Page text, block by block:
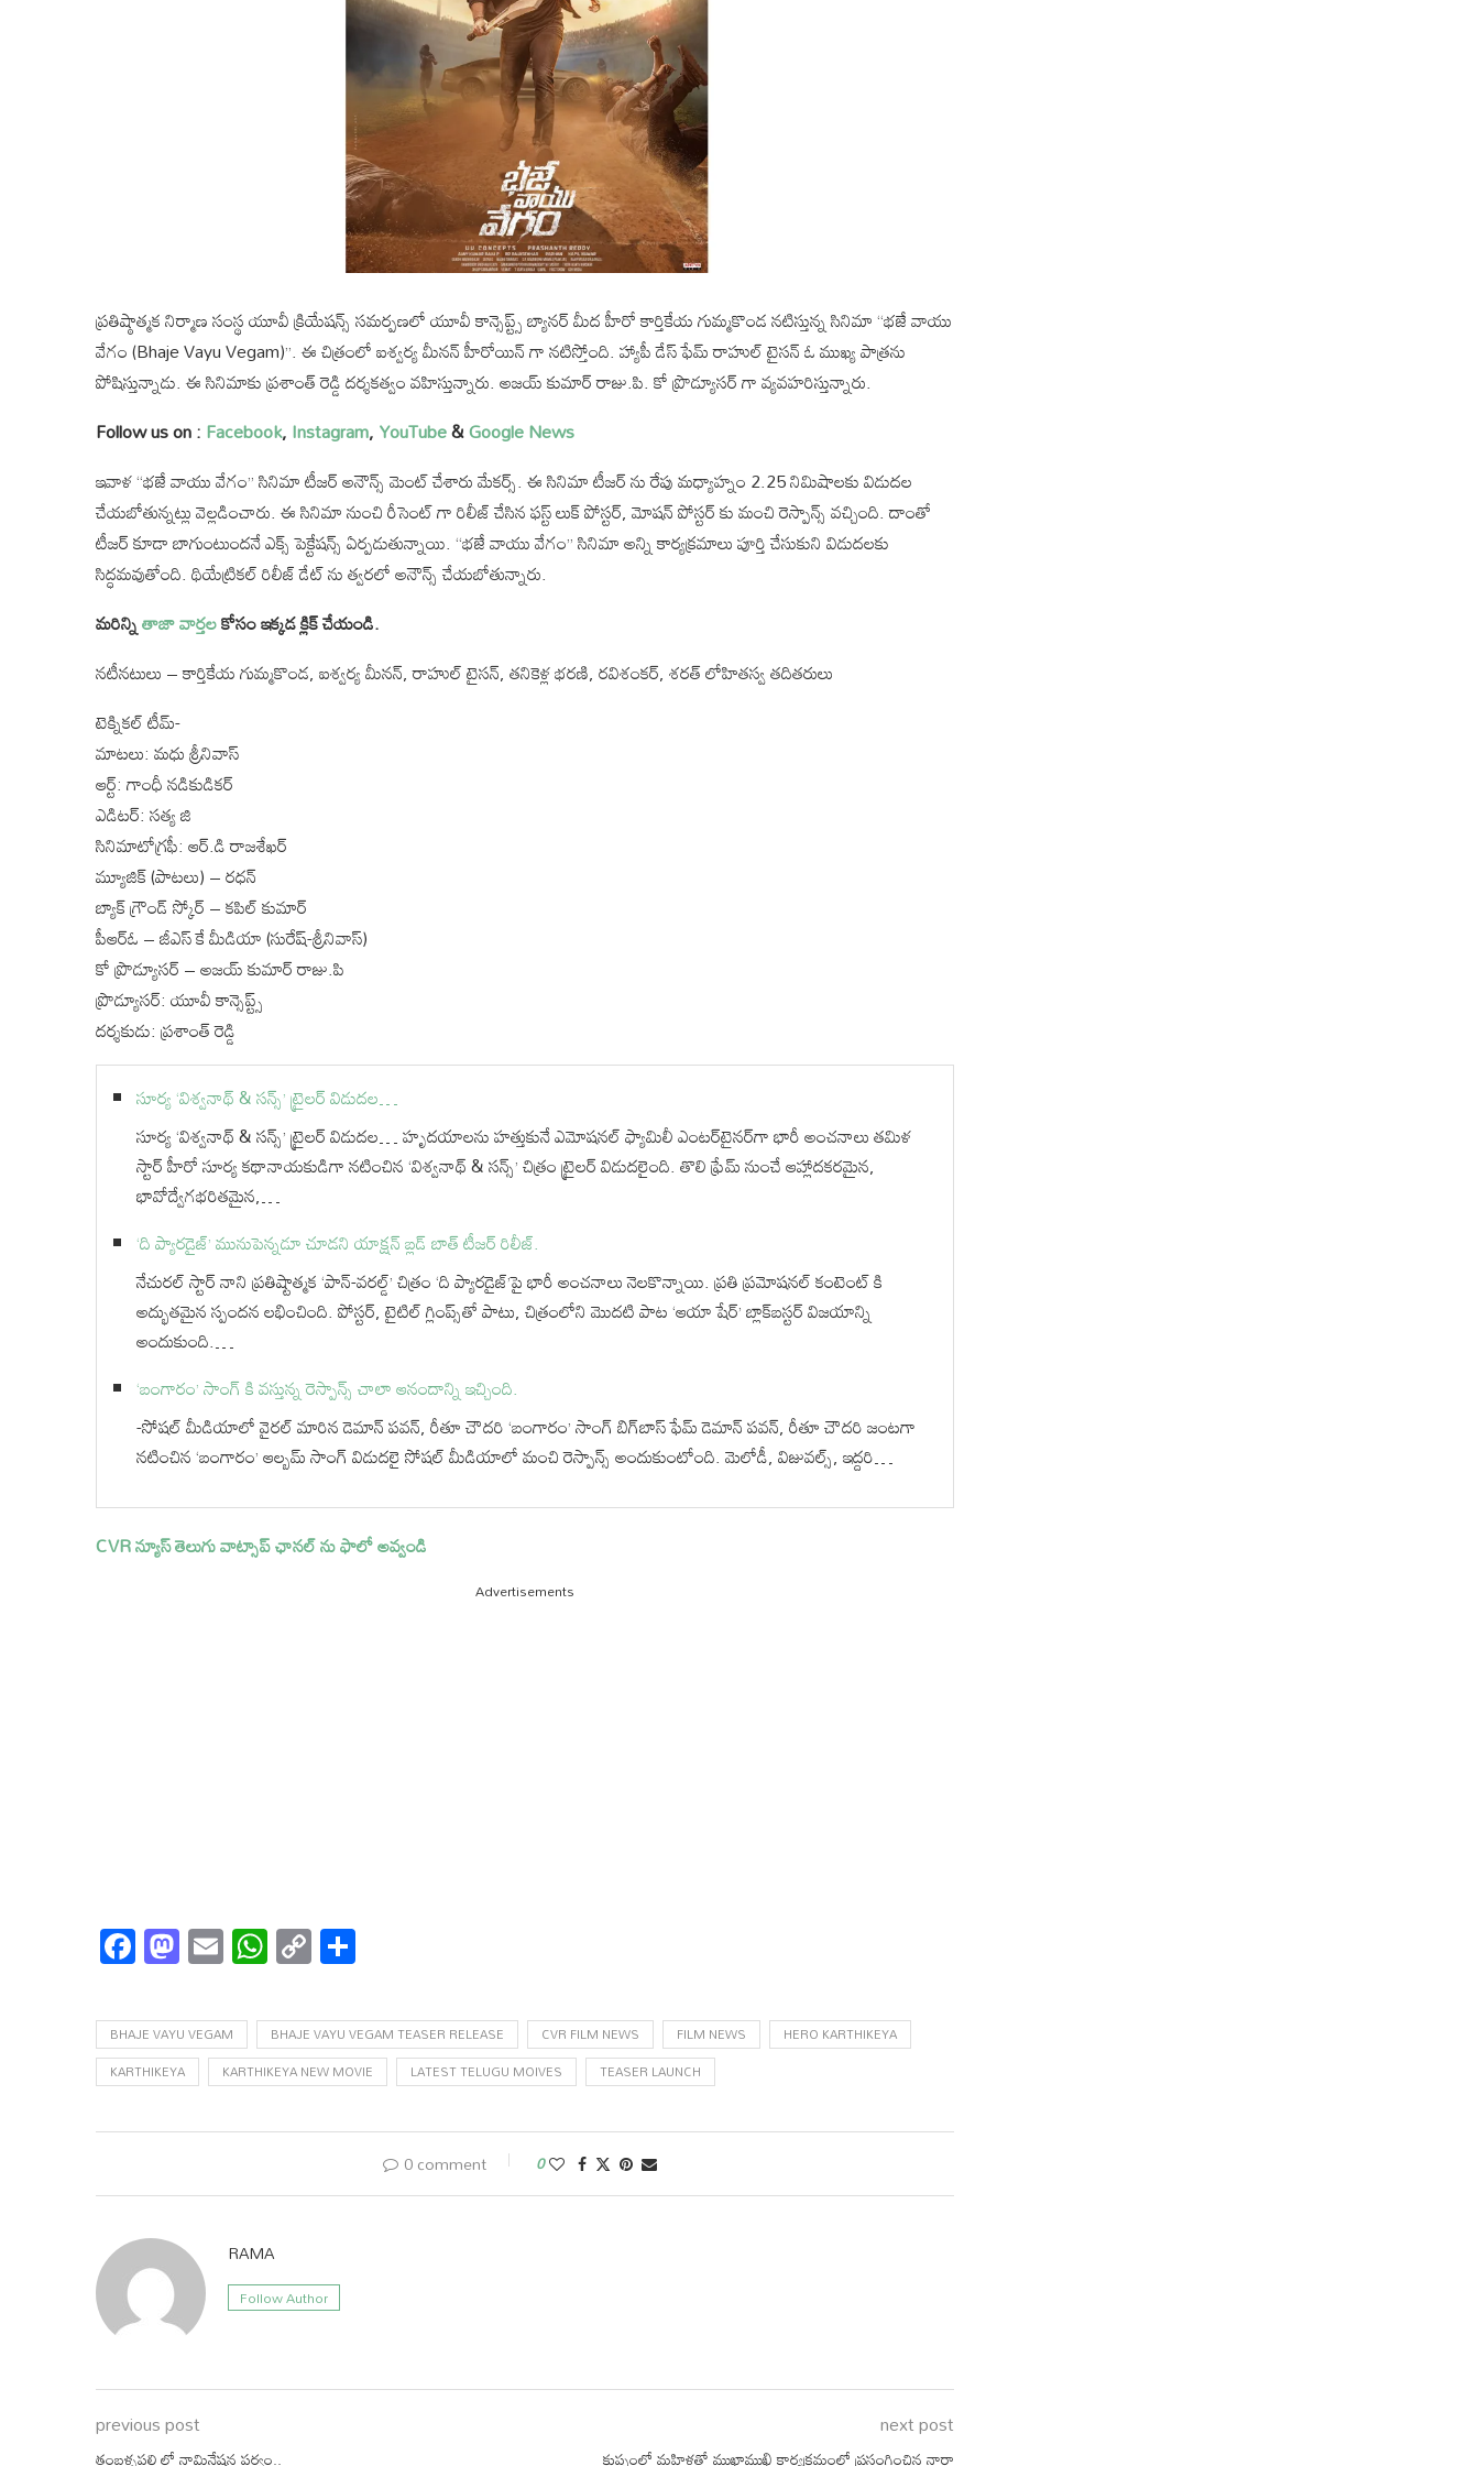
ప్రతిష్ఠాత్మక నిర్మాణ సంస్థ యూవీ క్రియేషన్స్ సమర్పణలో యూవీ కాన్సెప్ట్స్ బ్యానర్ మీద హీరో కార్తికేయ గుమ్మకొండ నటిస్తున్న సినిమా “భజే వాయు
వేగం (Bhaje Vayu Vegam)”. ఈ చిత్రంలో ఐశ్వర్య మీనన్ హీరోయిన్ గా నటిస్తోంది. హ్యాపీ డేస్ ఫేమ్ రాహుల్ టైసన్ ఓ ముఖ్య పాత్రను
పోషిస్తున్నాడు. ఈ సినిమాకు ప్రశాంత్ రెడ్డి దర్శకత్వం వహిస్తున్నారు. అజయ్ కుమార్ రాజు.పి. కో ప్రొడ్యూసర్ గా వ్యవహరిస్తున్నారు.
Follow us on :Facebook,Instagram,YouTube&Google News
ఇవాళ “భజే వాయు వేగం” సినిమా టీజర్ అనౌన్స్ మెంట్ చేశారు మేకర్స్. ఈ సినిమా టీజర్ ను రేపు మధ్యాహ్నం 2.25 నిమిషాలకు విడుదల
చేయబోతున్నట్లు వెల్లడించారు. ఈ సినిమా నుంచి రీసెంట్ గా రిలీజ్ చేసిన ఫస్ట్ లుక్ పోస్టర్, మోషన్ పోస్టర్ కు మంచి రెస్పాన్స్ వచ్చింది. దాంతో
టీజర్ కూడా బాగుంటుందనే ఎక్స్ పెక్టేషన్స్ ఏర్పడుతున్నాయి. “భజే వాయు వేగం” సినిమా అన్ని కార్యక్రమాలు పూర్తి చేసుకుని విడుదలకు
సిద్ధమవుతోంది. థియేట్రికల్ రిలీజ్ డేట్ ను త్వరలో అనౌన్స్ చేయబోతున్నారు.
మరిన్నితాజా వార్తలకోసం ఇక్కడ క్లిక్ చేయండి.
నటీనటులు – కార్తికేయ గుమ్మకొండ, ఐశ్వర్య మీనన్, రాహుల్ టైసన్, తనికెళ్ల భరణి, రవిశంకర్, శరత్ లోహితస్వ తదితరులు
టెక్నికల్ టీమ్-
మాటలు: మధు శ్రీనివాస్
ఆర్ట్: గాంధీ నడికుడికర్
ఎడిటర్: సత్య జి
సినిమాటోగ్రఫీ: ఆర్.డి రాజశేఖర్
మ్యూజిక్ (పాటలు) – రధన్
బ్యాక్ గ్రౌండ్ స్కోర్ – కపిల్ కుమార్
పీఆర్ఓ – జీఎస్ కే మీడియా (సురేష్-శ్రీనివాస్)
కో ప్రొడ్యూసర్ – అజయ్ కుమార్ రాజు.పి
ప్రొడ్యూసర్: యూవీ కాన్సెప్ట్స్
దర్శకుడు: ప్రశాంత్ రెడ్డి
సూర్య ‘విశ్వనాథ్ & సన్స్’ ట్రైలర్ విడుదల…
సూర్య ‘విశ్వనాథ్ & సన్స్’ ట్రైలర్ విడుదల… హృదయాలను హత్తుకునే ఎమోషనల్ ఫ్యామిలీ ఎంటర్‌టైనర్‌గా భారీ అంచనాలు తమిళ
స్టార్ హీరో సూర్య కథానాయకుడిగా నటించిన ‘విశ్వనాథ్ & సన్స్’ చిత్రం ట్రైలర్ విడుదలైంది. తొలి ఫ్రేమ్ నుంచే ఆహ్లాదకరమైన,
భావోద్వేగభరితమైన,…
‘ది ప్యారడైజ్’ మునుపెన్నడూ చూడని యాక్షన్ బ్లడ్ బాత్ టీజర్ రిలీజ్.
నేచురల్ స్టార్ నాని ప్రతిష్టాత్మక ‘పాన్-వరల్డ్’ చిత్రం ‘ది ప్యారడైజ్’పై భారీ అంచనాలు నెలకొన్నాయి. ప్రతి ప్రమోషనల్ కంటెంట్ కి
అద్భుతమైన స్పందన లభించింది. పోస్టర్, టైటిల్ గ్లింప్స్‌తో పాటు, చిత్రంలోని మొదటి పాట ‘ఆయా షేర్’ బ్లాక్‌బస్టర్ విజయాన్ని
అందుకుంది.…
‘బంగారం’ సాంగ్ కి వస్తున్న రెస్పాన్స్ చాలా ఆనందాన్ని ఇచ్చింది.
-సోషల్ మీడియాలో వైరల్ మారిన డెమాన్ పవన్, రీతూ చౌదరి ‘బంగారం’ సాంగ్ బిగ్‌బాస్ ఫేమ్ డెమాన్ పవన్, రీతూ చౌదరి జంటగా
నటించిన ‘బంగారం’ ఆల్బమ్ సాంగ్ విడుదలై సోషల్ మీడియాలో మంచి రెస్పాన్స్ అందుకుంటోంది. మెలోడీ, విజువల్స్, ఇద్దరి…
CVR న్యూస్ తెలుగు వాట్సాప్ ఛానల్ ను ఫాలో అవ్వండి
Advertisements
Facebook
Mastodon
EmailWhatsApp
Copy
Link
BHAJE VAYU VEGAM BHAJE VAYU VEGAM TEASER RELEASE CVR FILM NEWS FILM NEWS
HERO KARTHIKEYA
KARTHIKEYA
KARTHIKEYA NEW MOVIE LATEST TELUGU MOIVES TEASER LAUNCH
0 comment 0
RAMA
Follow Author
previous post
తంబళ్ళపల్లి లో నామినేషన్ల పర్వం..
next post
కుప్పంలో మహిళతో ముఖాముఖి కార్యక్రమంలో ప్రసంగించిన నారా